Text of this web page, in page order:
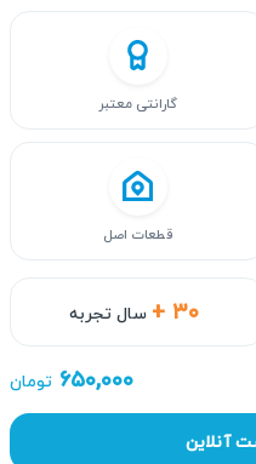
+ ۳۰ سال تجربه
گارانتی معتبر
قطعات اصل
۶۵۰,۰۰۰ تومان
آنلاین